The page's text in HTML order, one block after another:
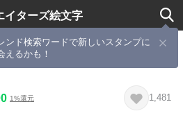
イターズ絵文字
ンド検索ワードで新しいスタンプに
えるかも！
いきものだね
1%還元 1,481